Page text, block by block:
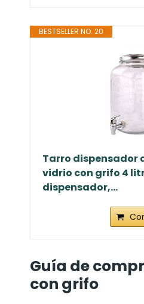
BESTSELLER NO. 20
Tarro dispensador
vidrio con grifo 4
dispensador,...
Guía de
con grifo